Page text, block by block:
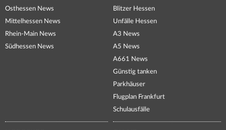
Osthessen News
Mittelhessen News
Rhein-Main News
Südhessen News
Blitzer Hessen
Unfälle Hessen
A3 News
A5 News
A661 News
Günstig tanken
Parkhäuser
Flugplan Frankfurt
Schulausfälle